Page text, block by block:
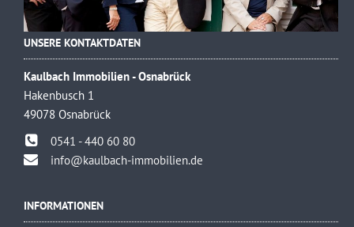
UNSERE KONTAKTDATEN
Kaulbach Immobilien - Osnabrück
Hakenbusch 1
49078 Osnabrück
0541 - 440 60 80
info@kaulbach-immobilien.de
INFORMATIONEN